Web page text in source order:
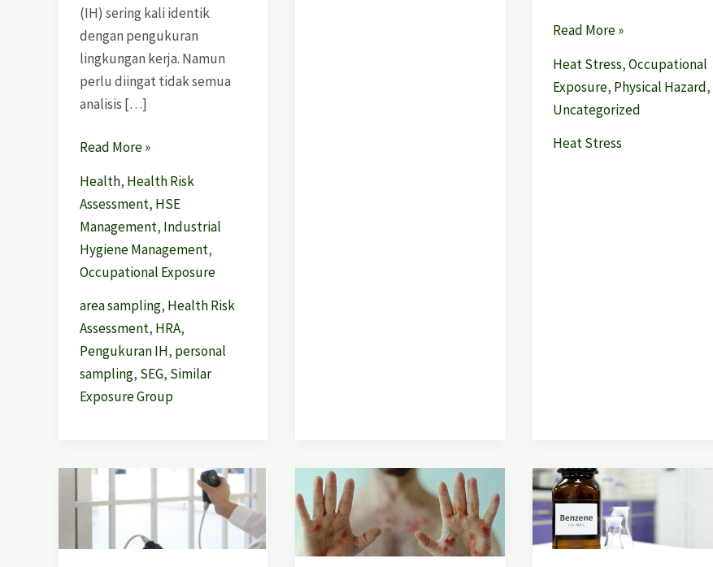
(IH) sering kali identik
dengan pengukuran
lingkungan kerja. Namun
perlu diingat tidak semua
analisis […]
Read More »
Health, Health Risk
Assessment, HSE
Management, Industrial
Hygiene Management,
Occupational Exposure
area sampling, Health Risk
Assessment, HRA,
Pengukuran IH, personal
sampling, SEG, Similar
Exposure Group
Read More »
Heat Stress,Occupational
Exposure, Physical Hazard,
Uncategorized
Heat Stress
Pengukuran
Intensitas
di
Waspada
Mpox:
Penyakit
Zoonosis
Bahaya
Pajanan
Benzena
pada